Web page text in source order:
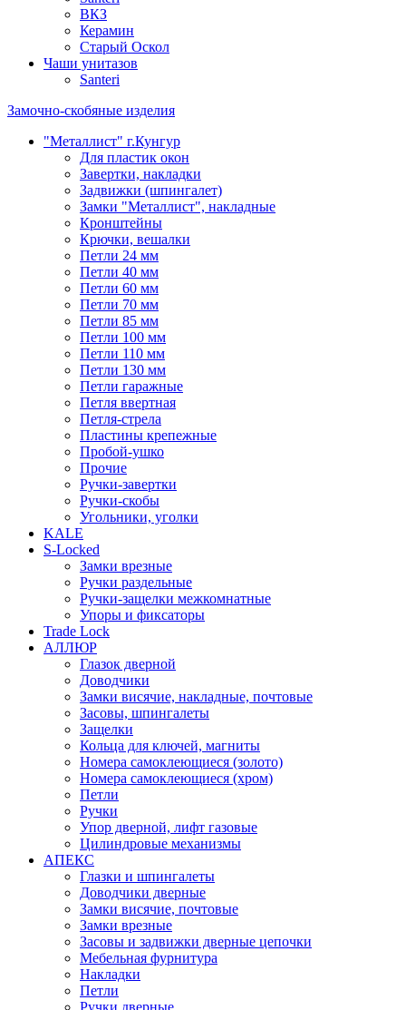
ВКЗ
Керамин
Старый Оскол
Чаши унитазов
Santeri
Замочно-скобяные изделия
"Металлист" г.Кунгур
Для пластик окон
Завертки, накладки
Задвижки (шпингалет)
Замки "Металлист", накладные
Кронштейны
Крючки, вешалки
Петли 24 мм
Петли 40 мм
Петли 60 мм
Петли 70 мм
Петли 85 мм
Петли 100 мм
Петли 110 мм
Петли 130 мм
Петли гаражные
Петля ввертная
Петля-стрела
Пластины крепежные
Пробой-ушко
Прочие
Ручки-завертки
Ручки-скобы
Угольники, уголки
KALE
S-Locked
Замки врезные
Ручки раздельные
Ручки-защелки межкомнатные
Упоры и фиксаторы
Trade Lock
АЛЛЮР
Глазок дверной
Доводчики
Замки висячие, накладные, почтовые
Засовы, шпингалеты
Защелки
Кольца для ключей, магниты
Номера самоклеющиеся (золото)
Номера самоклеющиеся (хром)
Петли
Ручки
Упор дверной, лифт газовые
Цилиндровые механизмы
АПЕКС
Глазки и шпингалеты
Доводчики дверные
Замки висячие, почтовые
Замки врезные
Засовы и задвижки дверные цепочки
Мебельная фурнитура
Накладки
Петли
Ручки дверные